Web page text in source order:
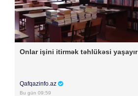
Onlar işini itirmək təhlükəsi yaşayır
Qafqazinfo.az
Bu gün 09:59